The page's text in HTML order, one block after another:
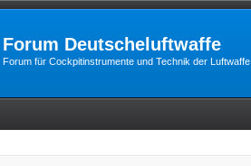
Forum Deutscheluftwaffe
Forum für Cockpitinstrumente und Technik der Luftwaffe